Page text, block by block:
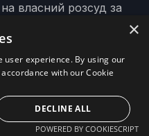
власний розсуд за
cookie та
вже знаходяться на
їх
Однак, якщо
їм, можливо,
певні
×
user experience. By using our
with our Cookie
DECLINE ALL
POWERED BY COOKIESCRIPT